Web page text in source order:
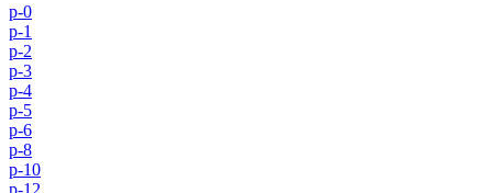
p-0
p-1
p-2
p-3
p-4
p-5
p-6
p-8
p-10
p-12